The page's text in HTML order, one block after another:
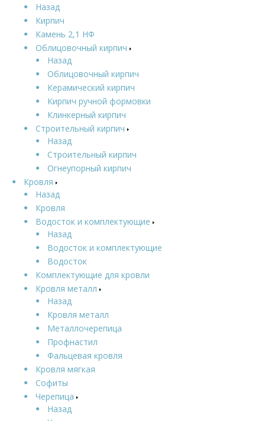
Назад
Кирпич
Камень 2,1 НФ
Облицовочный кирпич
Назад
Облицовочный кирпич
Керамический кирпич
Кирпич ручной формовки
Клинкерный кирпич
Строительный кирпич
Назад
Строительный кирпич
Огнеупорный кирпич
Кровля
Назад
Кровля
Водосток и комплектующие
Назад
Водосток и комплектующие
Водосток
Комплектующие для кровли
Кровля металл
Назад
Кровля металл
Металлочерепица
Профнастил
Фальцевая кровля
Кровля мягкая
Софиты
Черепица
Назад